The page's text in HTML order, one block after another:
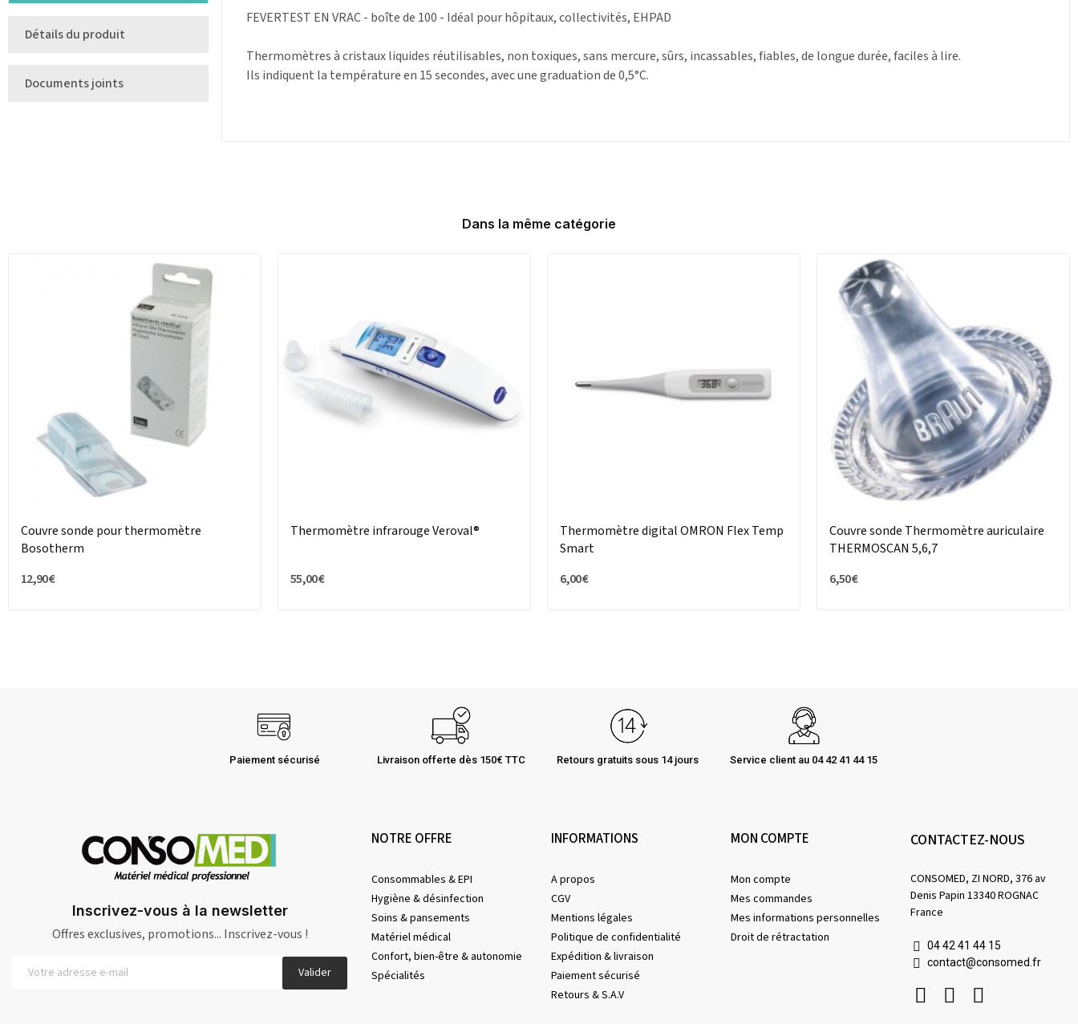
Détails du produit
Documents joints
FEVERTEST EN VRAC - boîte de 100 - Idéal pour hôpitaux, collectivités, EHPAD
Thermomètres à cristaux liquides réutilisables, non toxiques, sans mercure, sûrs, incassables, fiables, de longue durée, faciles à lire.
Ils indiquent la température en 15 secondes, avec une graduation de 0,5°C.
Dans la même catégorie
Couvre sonde pour thermomètre
Bosotherm
12,90 €
Thermomètre infrarouge Veroval®
55,00 €
Thermomètre digital OMRON Flex Temp
Smart
6,00 €
Couvre sonde Thermomètre auriculaire
THERMOSCAN 5,6,7
6,50 €
Paiement sécurisé Livraison offerte dès 150€ TTC Retours gratuits sous 14 jours Service client au 04 42 41 44 15
Inscrivez-vous à la newsletter
Offres exclusives, promotions... Inscrivez-vous !
Valider
NOTRE OFFRE
Consommables & EPI
Hygiène & désinfection
Soins & pansements
Matériel médical
Confort, bien-être & autonomie
Spécialités
INFORMATIONS
A propos
CGV
Mentions légales
Politique de confidentialité
Expédition & livraison
Paiement sécurisé
Retours & S.A.V
MON COMPTE
Mon compte
Mes commandes
Mes informations personnelles
Droit de rétractation
CONTACTEZ-NOUS
CONSOMED, ZI NORD, 376 av
Denis Papin 13340 ROGNAC
France
04 42 41 44 15
contact@consomed.fr